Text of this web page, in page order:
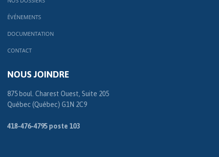
ÉVÉNEMENTS
DOCUMENTATION
CONTACT
NOUS JOINDRE
875 boul. Charest Ouest, Suite 205
Québec (Québec) G1N 2C9
418-476-4795 poste 103